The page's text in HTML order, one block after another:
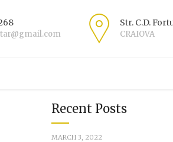
Str. C.D.
CRAIOVA
Recent Posts
MARCH 3, 2022